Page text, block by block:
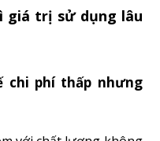
giá trị sử dụng lâu
chi phí thấp nhưng